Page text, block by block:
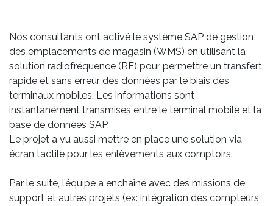
Nos consultants ont activé le système SAP de gestion
des emplacements de magasin (WMS) en utilisant la
solution radiofréquence (RF) pour permettre un transfert
rapide et sans erreur des données par le biais des
terminaux mobiles. Les informations sont
instantanément transmises entre le terminal mobile et la
base de données SAP.
Le projet a vu aussi mettre en place une solution via
écran tactile pour les enlèvements aux comptoirs.
Par le suite, l’équipe a enchaîné avec des missions de
support et autres projets (ex: intégration des compteurs